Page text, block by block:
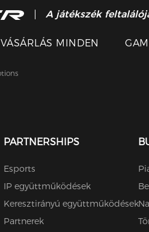
A játékszék
VÁSÁRLÁS MINDEN
PARTNERSHIPS
Esports
IP együttműködések
Keresztirányú együttműködések
Partnerek